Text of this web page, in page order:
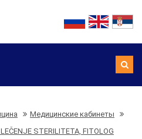
Медицинские кабинеты
STERILITETA, FITOLOG